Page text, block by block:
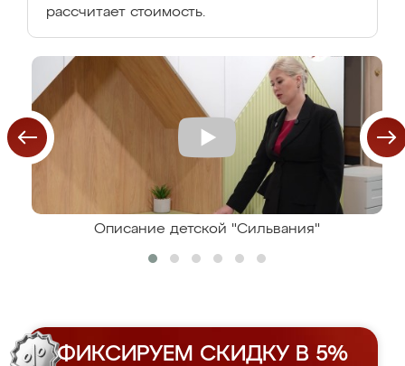
рассчитает стоимость.
Описание детской "Сильвания"
ФИКСИРУЕМ СКИДКУ В 5%